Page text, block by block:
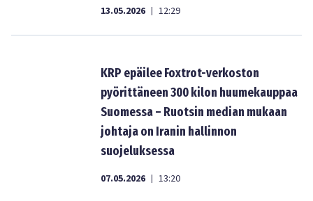
13.05.2026 | 12:29
KRP epäilee Foxtrot-verkoston
pyörittäneen 300 kilon huumekauppaa
Suomessa – Ruotsin median mukaan
johtaja on Iranin hallinnon
suojeluksessa
07.05.2026 | 13:20